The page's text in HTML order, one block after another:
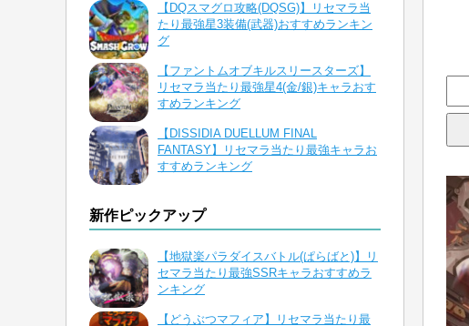
【DQスマグロ攻略(DQSG)】リセマラ当
たり最強星3装備(武器)おすすめランキン
グ
【ファントムオブキルスリースターズ】
リセマラ当たり最強星4(金/銀)キャラおす
すめランキング
【DISSIDIA DUELLUM FINAL
FANTASY】リセマラ当たり最強キャラお
すすめランキング
新作ピックアップ
【地獄楽パラダイスバトル(ぱらばと)】リ
セマラ当たり最強SSRキャラおすすめラ
ンキング
【どうぶつマフィア】リセマラ当たり最
索: